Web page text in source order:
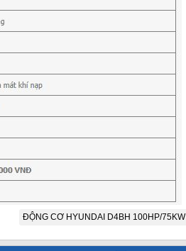
ĐỘNG CƠ HYUNDAI D4BH 100HP/75KW